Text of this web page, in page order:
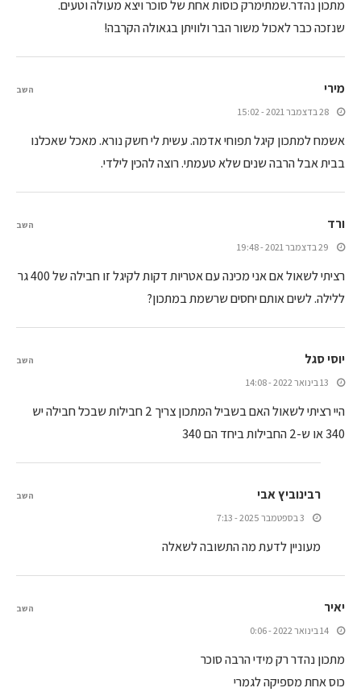
מתכון נהדר.שמתימרק כוסות אחת של סוכר ויצא מעולה וטעים.
שנזכה כבר לאכול משור הבר ולוויתן בגאולה הקרבה!
מירי
28 בדצמבר 2021 - 15:02
אשמח למתכון קיגל תפוחי אדמה. עשית לי חשק נורא. מאכל שאכלנו
בבית אבל הרבה שנים שלא טעמתי. רוצה להכין לילדי.
השב
ורד
29 בדצמבר 2021 - 19:48
רציתי לשאול אם אני מכינה עם אטריות דקות לקיגל זו חבילה של 400 גר
ללילה. לשים אותם יחסים שרשמת במתכון?
השב
יוסי סגל
13 בינואר 2022 - 14:08
היי רציתי לשאול האם בשביל המתכון צריך 2 חבילות שבכל חבילה יש
340 או ש-2 החבילות ביחד הם 340
השב
רבינוביץ אבי
3 בספטמבר 2025 - 7:13
מעוניין לדעת מה התשובה לשאלה
השב
יאיר
14 בינואר 2022 - 0:06
מתכון נהדר רק מידי הרבה סוכר
כוס אחת מספיקה לגמרי
השב